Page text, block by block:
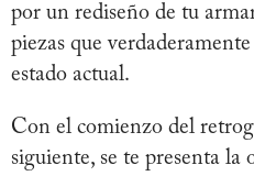
por un rediseño de tu
piezas que
estado actual.
Con el comienzo del
siguiente, se te presenta